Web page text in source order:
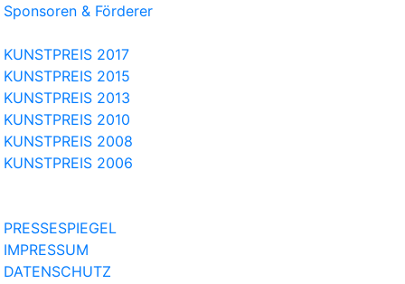
Sponsoren & Förderer
KUNSTPREIS 2017
KUNSTPREIS 2015
KUNSTPREIS 2013
KUNSTPREIS 2010
KUNSTPREIS 2008
KUNSTPREIS 2006
PRESSESPIEGEL
IMPRESSUM
DATENSCHUTZ